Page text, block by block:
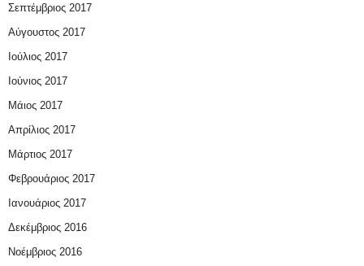
Σεπτέμβριος 2017
Αύγουστος 2017
Ιούλιος 2017
Ιούνιος 2017
Μάιος 2017
Απρίλιος 2017
Μάρτιος 2017
Φεβρουάριος 2017
Ιανουάριος 2017
Δεκέμβριος 2016
Νοέμβριος 2016